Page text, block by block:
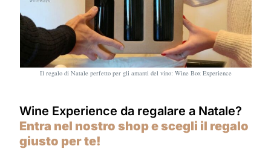
Il regalo di Natale perfetto per gli amanti del vino: Wine Box Experience
Wine Experience da regalare a Natale?
Entra nel nostro shop e scegli il regalo
giusto per te!